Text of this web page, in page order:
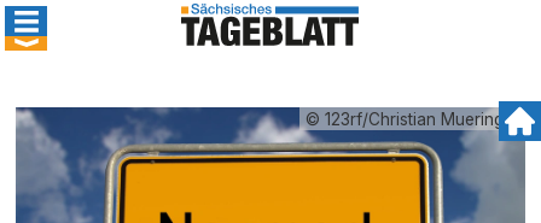
© 123rf/Christian Mueringer